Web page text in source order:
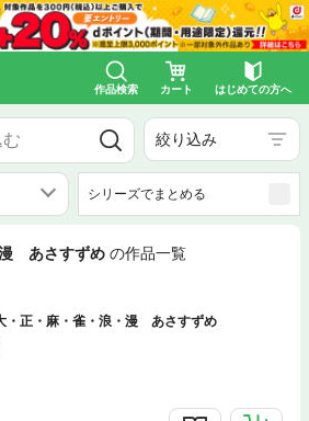
作品検索 カート はじめての方へ
絞り込み
シリーズでまとめる
漫 あさすずめ の作品一覧
・正・麻・雀・浪・漫 あさすずめ